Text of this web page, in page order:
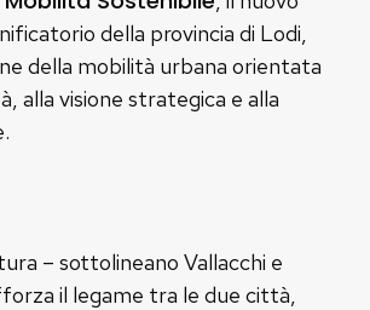
della provincia di Lodi,
della mobilità urbana orientata
alla visione strategica e alla
– sottolineano Vallacchi e
il legame tra le due città,